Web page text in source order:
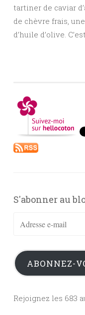
tartiner de caviar
de chèvre frais,
d’huile d’olive.
S'abonner au
Adresse
mail
ABONNEZ-
Rejoignez les 683